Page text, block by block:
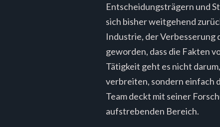
Entscheidungsträgern und
sich bisher weitgehend
Industrie, der Verbesserung
geworden, dass die Fakten
Tätigkeit geht es nicht
verbreiten, sondern einfach
Team deckt mit seiner
aufstrebenden Bereich.